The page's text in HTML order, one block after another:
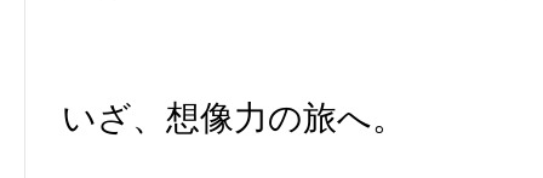
いざ、想像力の旅へ。